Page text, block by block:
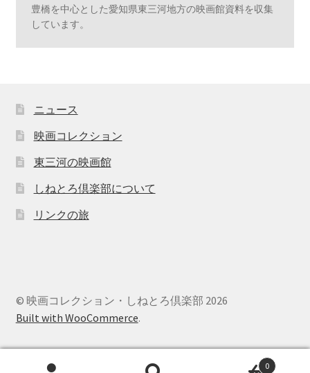
豊橋を中心とした愛知県東三河地方の映画館資料を収集
しています。
ニュース
映画コレクション
東三河の映画館
しねとろ倶楽部について
リンクの旅
© 映画コレクション・しねとろ倶楽部 2026
Built with WooCommerce.
0